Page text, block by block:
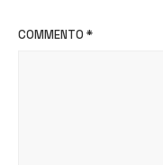
COMMENTO *